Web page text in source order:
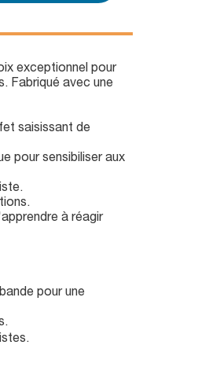
exceptionnel pour
Fabriqué avec une
saisissant de
pour sensibiliser aux
à réagir
pour une